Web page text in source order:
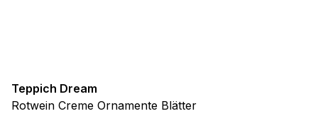
Teppich Dream
Rotwein Creme Ornamente Blätter